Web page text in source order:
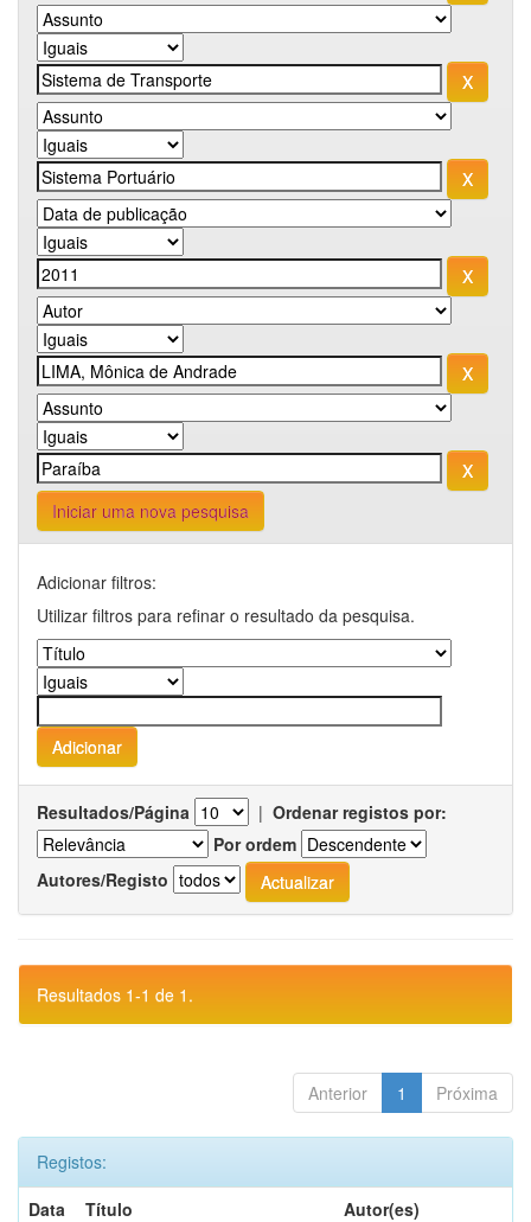
Iniciar uma nova pesquisa
Adicionar filtros:
Utilizar filtros para refinar o resultado da pesquisa.
Resultados/Página | Ordenar registos por:
Por ordem
Autores/Registo
Resultados 1-1 de 1.
Anterior 1 Próxima
Registos:
Data
Título
Autor(es)